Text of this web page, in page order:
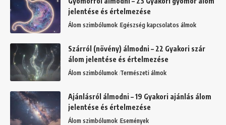
jelentése és értelmezése
Álom szimbólumok Egészség kapcsolatos álmok
Szárról (növény) álmodni – 22 Gyakori szár
álom jelentése és értelmezése
Álom szimbólumok Természeti álmok
Ajánlásról álmodni – 19 Gyakori ajánlás álom
jelentése és értelmezése
Álom szimbólumok Események